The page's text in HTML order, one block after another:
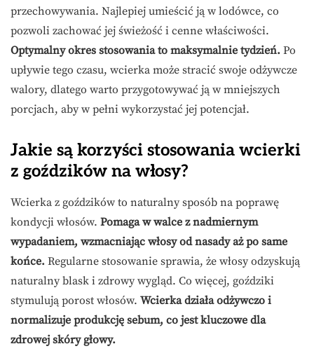
przechowywania. Najlepiej umieścić ją w lodówce, co
pozwoli zachować jej świeżość i cenne właściwości.
Optymalny okres stosowania to maksymalnie tydzień. Po
upływie tego czasu, wcierka może stracić swoje odżywcze
walory, dlatego warto przygotowywać ją w mniejszych
porcjach, aby w pełni wykorzystać jej potencjał.
Jakie są korzyści stosowania wcierki
z goździków na włosy?
Wcierka z goździków to naturalny sposób na poprawę
kondycji włosów. Pomaga w walce z nadmiernym
wypadaniem, wzmacniając włosy od nasady aż po same
końce. Regularne stosowanie sprawia, że włosy odzyskują
naturalny blask i zdrowy wygląd. Co więcej, goździki
stymulują porost włosów. Wcierka działa odżywczo i
normalizuje produkcję sebum, co jest kluczowe dla
zdrowej skóry głowy.